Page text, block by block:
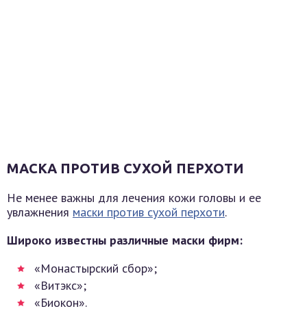
МАСКА ПРОТИВ СУХОЙ ПЕРХОТИ
Не менее важны для лечения кожи головы и ее
увлажнения маски против сухой перхоти.
Широко известны различные маски фирм:
«Монастырский сбор»;
«Витэкс»;
«Биокон».